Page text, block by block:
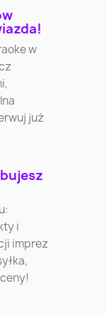
w
już
i
imprez